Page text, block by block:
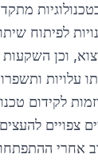
לפיתוח
וכן השקעות
עלויות
לקידום
צפויים
אחרי